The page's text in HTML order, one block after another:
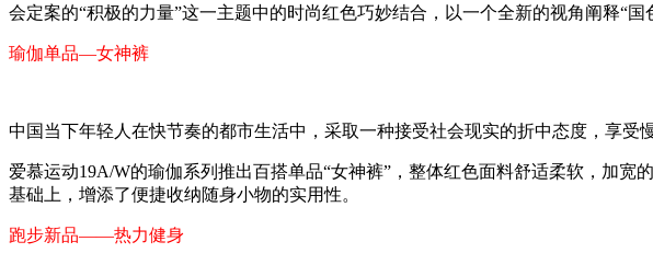
会定案的“积极的力量”这一主题中的时尚红色巧妙结合，以一个全新的视角阐释“国
瑜伽单品—女神裤
中国当下年轻人在快节奏的都市生活中，采取一种接受社会现实的折中态度，享
爱慕运动19A/W的瑜伽系列推出百搭单品“女神裤”，整体红色面料舒适柔软，加
基础上，增添了便捷收纳随身小物的实用性。
跑步新品——热力健身